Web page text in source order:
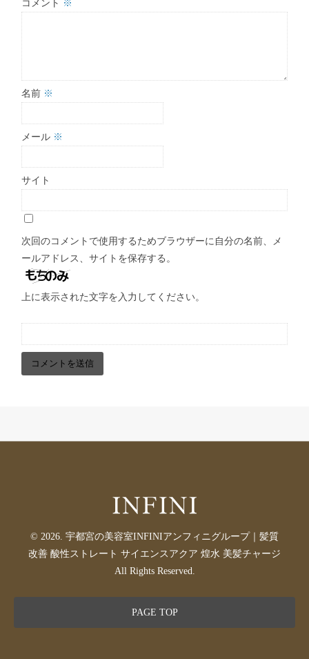
コメント ※
名前 ※
メール ※
サイト
次回のコメントで使用するためブラウザーに自分の名前、メ
ールアドレス、サイトを保存する。
上に表示された文字を入力してください。
© 2026. 宇都宮の美容室INFINIアンフィニグループ｜髪質
改善 酸性ストレート サイエンスアクア 煌水 美髪チャージ
All Rights Reserved.
PAGE TOP